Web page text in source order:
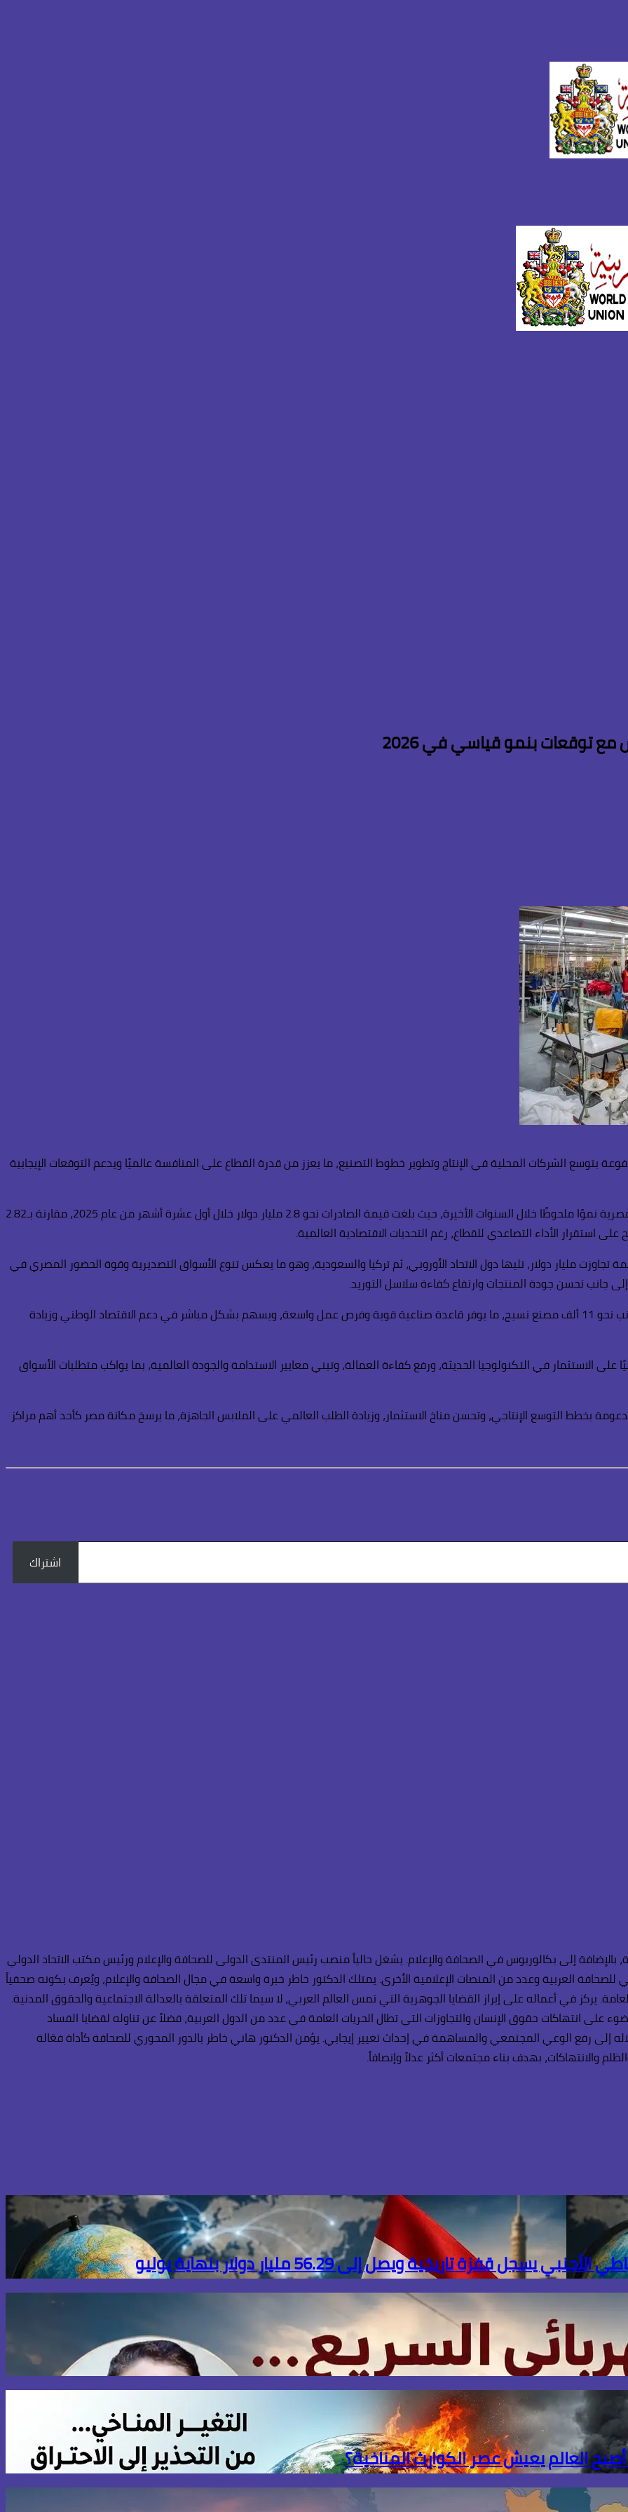
توقعات بنمو قياسي في 2026
الشركات المحلية في الإنتاج وتطوير خطوط التصنيع، ما يعزز من قدرة القطاع على المنافسة عالميًا ويدعم التوقعات الإيجابية
وأظهرت أحدث البيانات وفقًا لماعت جروب تسجيل صادرات الملابس المصرية نموًا ملحوظًا خلال السنوات الأخيرة، حيث بلغت قيمة الصادرات نحو 2.8 مليار دولار خلال أول عشرة أشهر من عام 2025، مقارنة بـ2.82
تجاوزت مليار دولار، تليها دول الاتحاد الأوروبي، ثم تركيا والسعودية، وهو ما يعكس تنوع الأسواق التصديرية وقوة الحضور المصري في
جانب تحسن جودة المنتجات وارتفاع كفاءة سلاسل التوريد.
ويضم قطاع الملابس الجاهزة في مصر، أكثر من 3 آلاف مصنع، إلى جانب نحو 11 ألف مصنع نسيج، ما يوفر قاعدة صناعية قوية وفرص عمل واسعة، ويسهم بشكل مباشر في دعم الاقتصاد الوطني وزيادة
الاستثمار في التكنولوجيا الحديثة، ورفع كفاءة العمالة، وتبني معايير الاستدامة والجودة العالمية، بما يواكب متطلبات الأسواق
التوقعات إلى استمرار نمو صادرات الملابس خلال عام 2026، مدعومة بخطط التوسع الإنتاجي، وتحسن مناخ الاستثمار، وزيادة الطلب العالمي على الملابس الجاهزة، ما يرسخ مكانة مصر كأحد أهم مراكز
اشتراك
إلى بكالوريوس في الصحافة والإعلام. يشغل حالياً منصب رئيس المنتدى الدولى للصحافة والإعلام ورئيس مكتب الاتحاد الدولي
للصحافة العربية وعدد من المنصات الإعلامية الأخرى. يمتلك الدكتور خاطر خبرة واسعة في مجال الصحافة والإعلام، ويُعرف بكونه صحفياً
يركز في أعماله على إبراز القضايا الجوهرية التي تمس العالم العربي، لا سيما تلك المتعلقة بالعدالة الاجتماعية والحقوق المدنية.
على انتهاكات حقوق الإنسان والتجاوزات التي تطال الحريات العامة في عدد من الدول العربية، فضلاً عن تناوله لقضايا الفساد
إلى رفع الوعي المجتمعي والمساهمة في إحداث تغيير إيجابي. يؤمن الدكتور هاني خاطر بالدور المحوري للصحافة كأداة فعّالة
والانتهاكات، بهدف بناء مجتمعات أكثر عدلاً وإنصافاً.
تاريخية ويصل إلى 56.29 مليار دولار بنهاية يوليو
العالم يعيش عصر الكوارث المناخية؟